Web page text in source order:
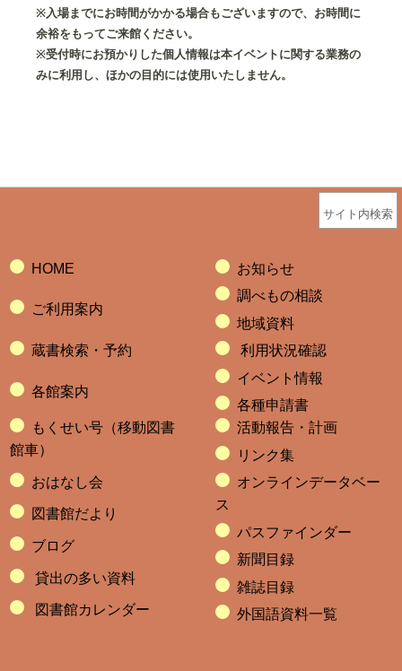
※入場までにお時間がかかる場合もございますので、お時間に
余裕をもってご来館ください。
※受付時にお預かりした個人情報は本イベントに関する業務の
みに利用し、ほかの目的には使用いたしません。
サイト内検索
HOME
ご利用案内
蔵書検索・予約
各館案内
お知らせ
調べもの相談
地域資料
利用状況確認
イベント情報
各種申請書
もくせい号（移動図書
館車）
おはなし会
図書館だより
ブログ
貸出の多い資料
図書館カレンダー
活動報告・計画
リンク集
オンラインデータベー
ス
パスファインダー
新聞目録
雑誌目録
外国語資料一覧